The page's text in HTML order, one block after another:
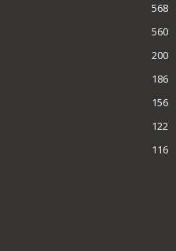
568
560
200
186
156
122
116